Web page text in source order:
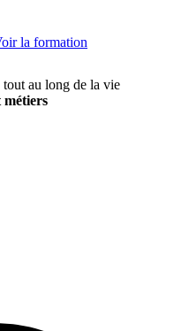
la formation
au long de la vie
métiers